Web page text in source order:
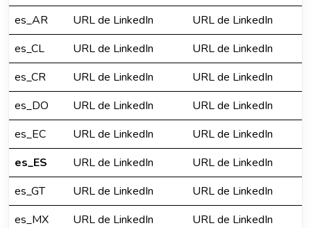
es_AR
URL de LinkedIn
URL de LinkedIn
es_CL
URL de LinkedIn
URL de LinkedIn
es_CR
URL de LinkedIn
URL de LinkedIn
es_DO
URL de LinkedIn
URL de LinkedIn
es_EC
URL de LinkedIn
URL de LinkedIn
es_ES
URL de LinkedIn
URL de LinkedIn
es_GT
URL de LinkedIn
URL de LinkedIn
es_MX
URL de LinkedIn
URL de LinkedIn